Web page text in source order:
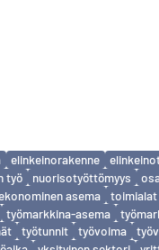
elinkeinorakenne
työ nuorisotyöttömyys
asema toimialat
työmarkkina-asema
työtunnit työvoima